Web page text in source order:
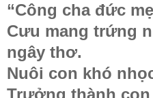
“Công cha đức
Cưu mang trứng
ngây thơ.
Nuôi con khó